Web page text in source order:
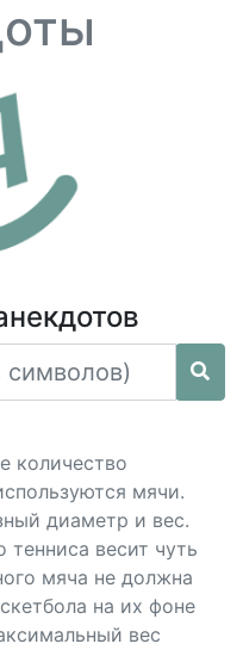
количество
мячи.
диаметр и вес.
весит чуть
мяча не должна
на их фоне
вес